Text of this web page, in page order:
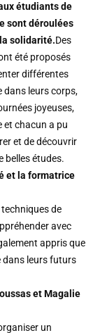
étudiants de
sont déroulées
solidarité.Des
été proposés
différentes
dans leurs corps,
joyeuses,
et chacun a pu
et de découvrir
belles études.
et la formatrice
de
avec
appris que
dans leurs futurs
et Magalie
un